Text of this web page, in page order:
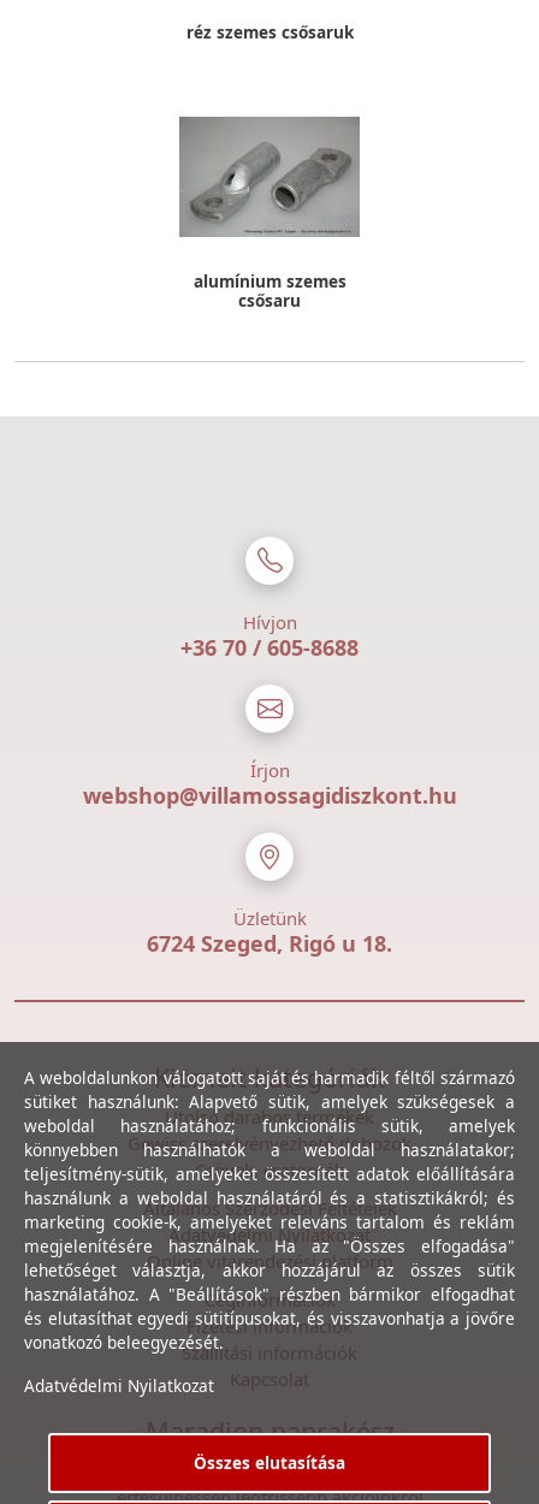
réz szemes csősaruk
alumínium szemes
csősaru
Hívjon
+36 70 / 605-8688
Írjon
webshop@villamossagidiszkont.hu
Üzletünk
6724 Szeged, Rigó u 18.
Kiemelt kategóriák
Utolsó darabos termékek
Gewiss szerelvényezhető dobozok
Csövek, csatornák
Általános Szerződési Feltételek
Adatvédelmi Nyilatkozat
Online vitarendezési platform
Céginformációk
Fizetési információk
Szállítási információk
Kapcsolat
Maradjon naprakész
Íratkozzon fel hírlevelünkre, hogy első kézből
értesülhessen legfrissebb akcióinkról
A weboldalunkon válogatott saját és harmadik féltől származó
sütiket használunk: Alapvető sütik, amelyek szükségesek a
weboldal használatához; funkcionális sütik, amelyek
könnyebben használhatók a weboldal használatakor;
teljesítmény-sütik, amelyeket összesített adatok előállítására
használunk a weboldal használatáról és a statisztikákról; és
marketing cookie-k, amelyeket releváns tartalom és reklám
megjelenítésére használnak. Ha az "Összes elfogadása"
lehetőséget választja, akkor hozzájárul az összes sütik
használatához. A "Beállítások" részben bármikor elfogadhat
és elutasíthat egyedi sütitípusokat, és visszavonhatja a jövőre
vonatkozó beleegyezését.
Adatvédelmi Nyilatkozat
Összes elutasítása